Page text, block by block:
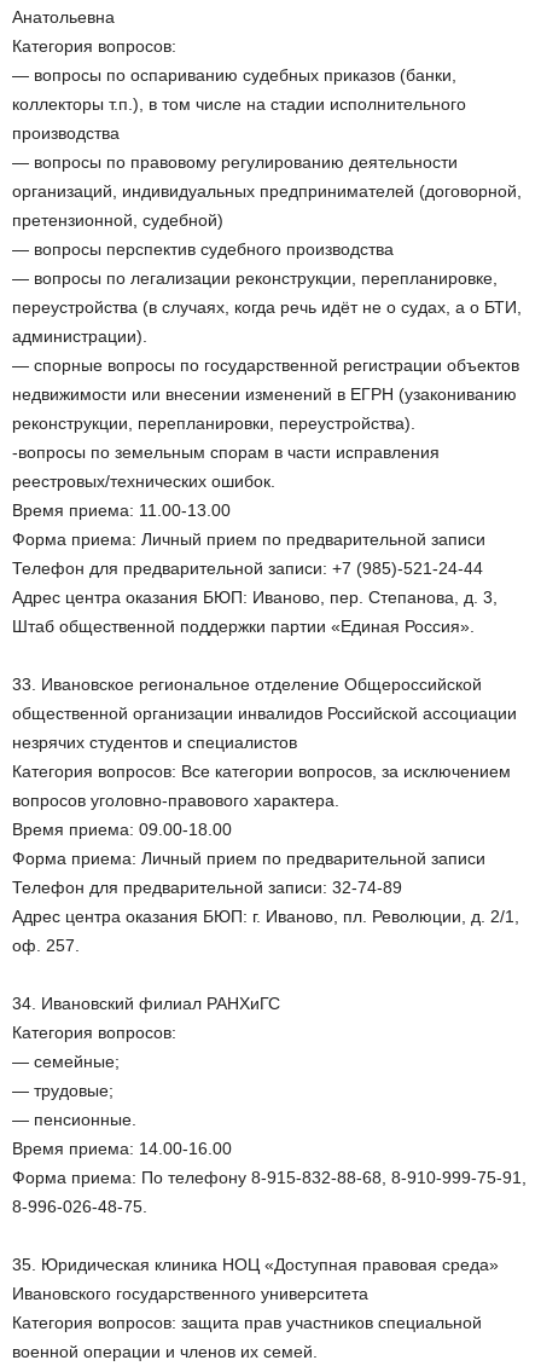
Анатольевна
Категория вопросов:
— вопросы по оспариванию судебных приказов (банки,
коллекторы т.п.), в том числе на стадии исполнительного
производства
— вопросы по правовому регулированию деятельности
организаций, индивидуальных предпринимателей (договорной,
претензионной, судебной)
— вопросы перспектив судебного производства
— вопросы по легализации реконструкции, перепланировке,
переустройства (в случаях, когда речь идёт не о судах, а о БТИ,
администрации).
— спорные вопросы по государственной регистрации объектов
недвижимости или внесении изменений в ЕГРН (узакониванию
реконструкции, перепланировки, переустройства).
-вопросы по земельным спорам в части исправления
реестровых/технических ошибок.
Время приема: 11.00-13.00
Форма приема: Личный прием по предварительной записи
Телефон для предварительной записи: +7 (985)-521-24-44
Адрес центра оказания БЮП: Иваново, пер. Степанова, д. 3,
Штаб общественной поддержки партии «Единая Россия».
33. Ивановское региональное отделение Общероссийской
общественной организации инвалидов Российской ассоциации
незрячих студентов и специалистов
Категория вопросов: Все категории вопросов, за исключением
вопросов уголовно-правового характера.
Время приема: 09.00-18.00
Форма приема: Личный прием по предварительной записи
Телефон для предварительной записи: 32-74-89
Адрес центра оказания БЮП: г. Иваново, пл. Революции, д. 2/1,
оф. 257.
34. Ивановский филиал РАНХиГС
Категория вопросов:
— семейные;
— трудовые;
— пенсионные.
Время приема: 14.00-16.00
Форма приема: По телефону 8-915-832-88-68, 8-910-999-75-91,
8-996-026-48-75.
35. Юридическая клиника НОЦ «Доступная правовая среда»
Ивановского государственного университета
Категория вопросов: защита прав участников специальной
военной операции и членов их семей.